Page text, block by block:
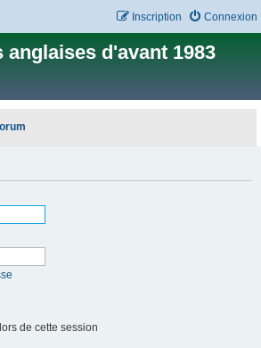
Connexion
Inscription
anglaises d'avant 1983
de cette session